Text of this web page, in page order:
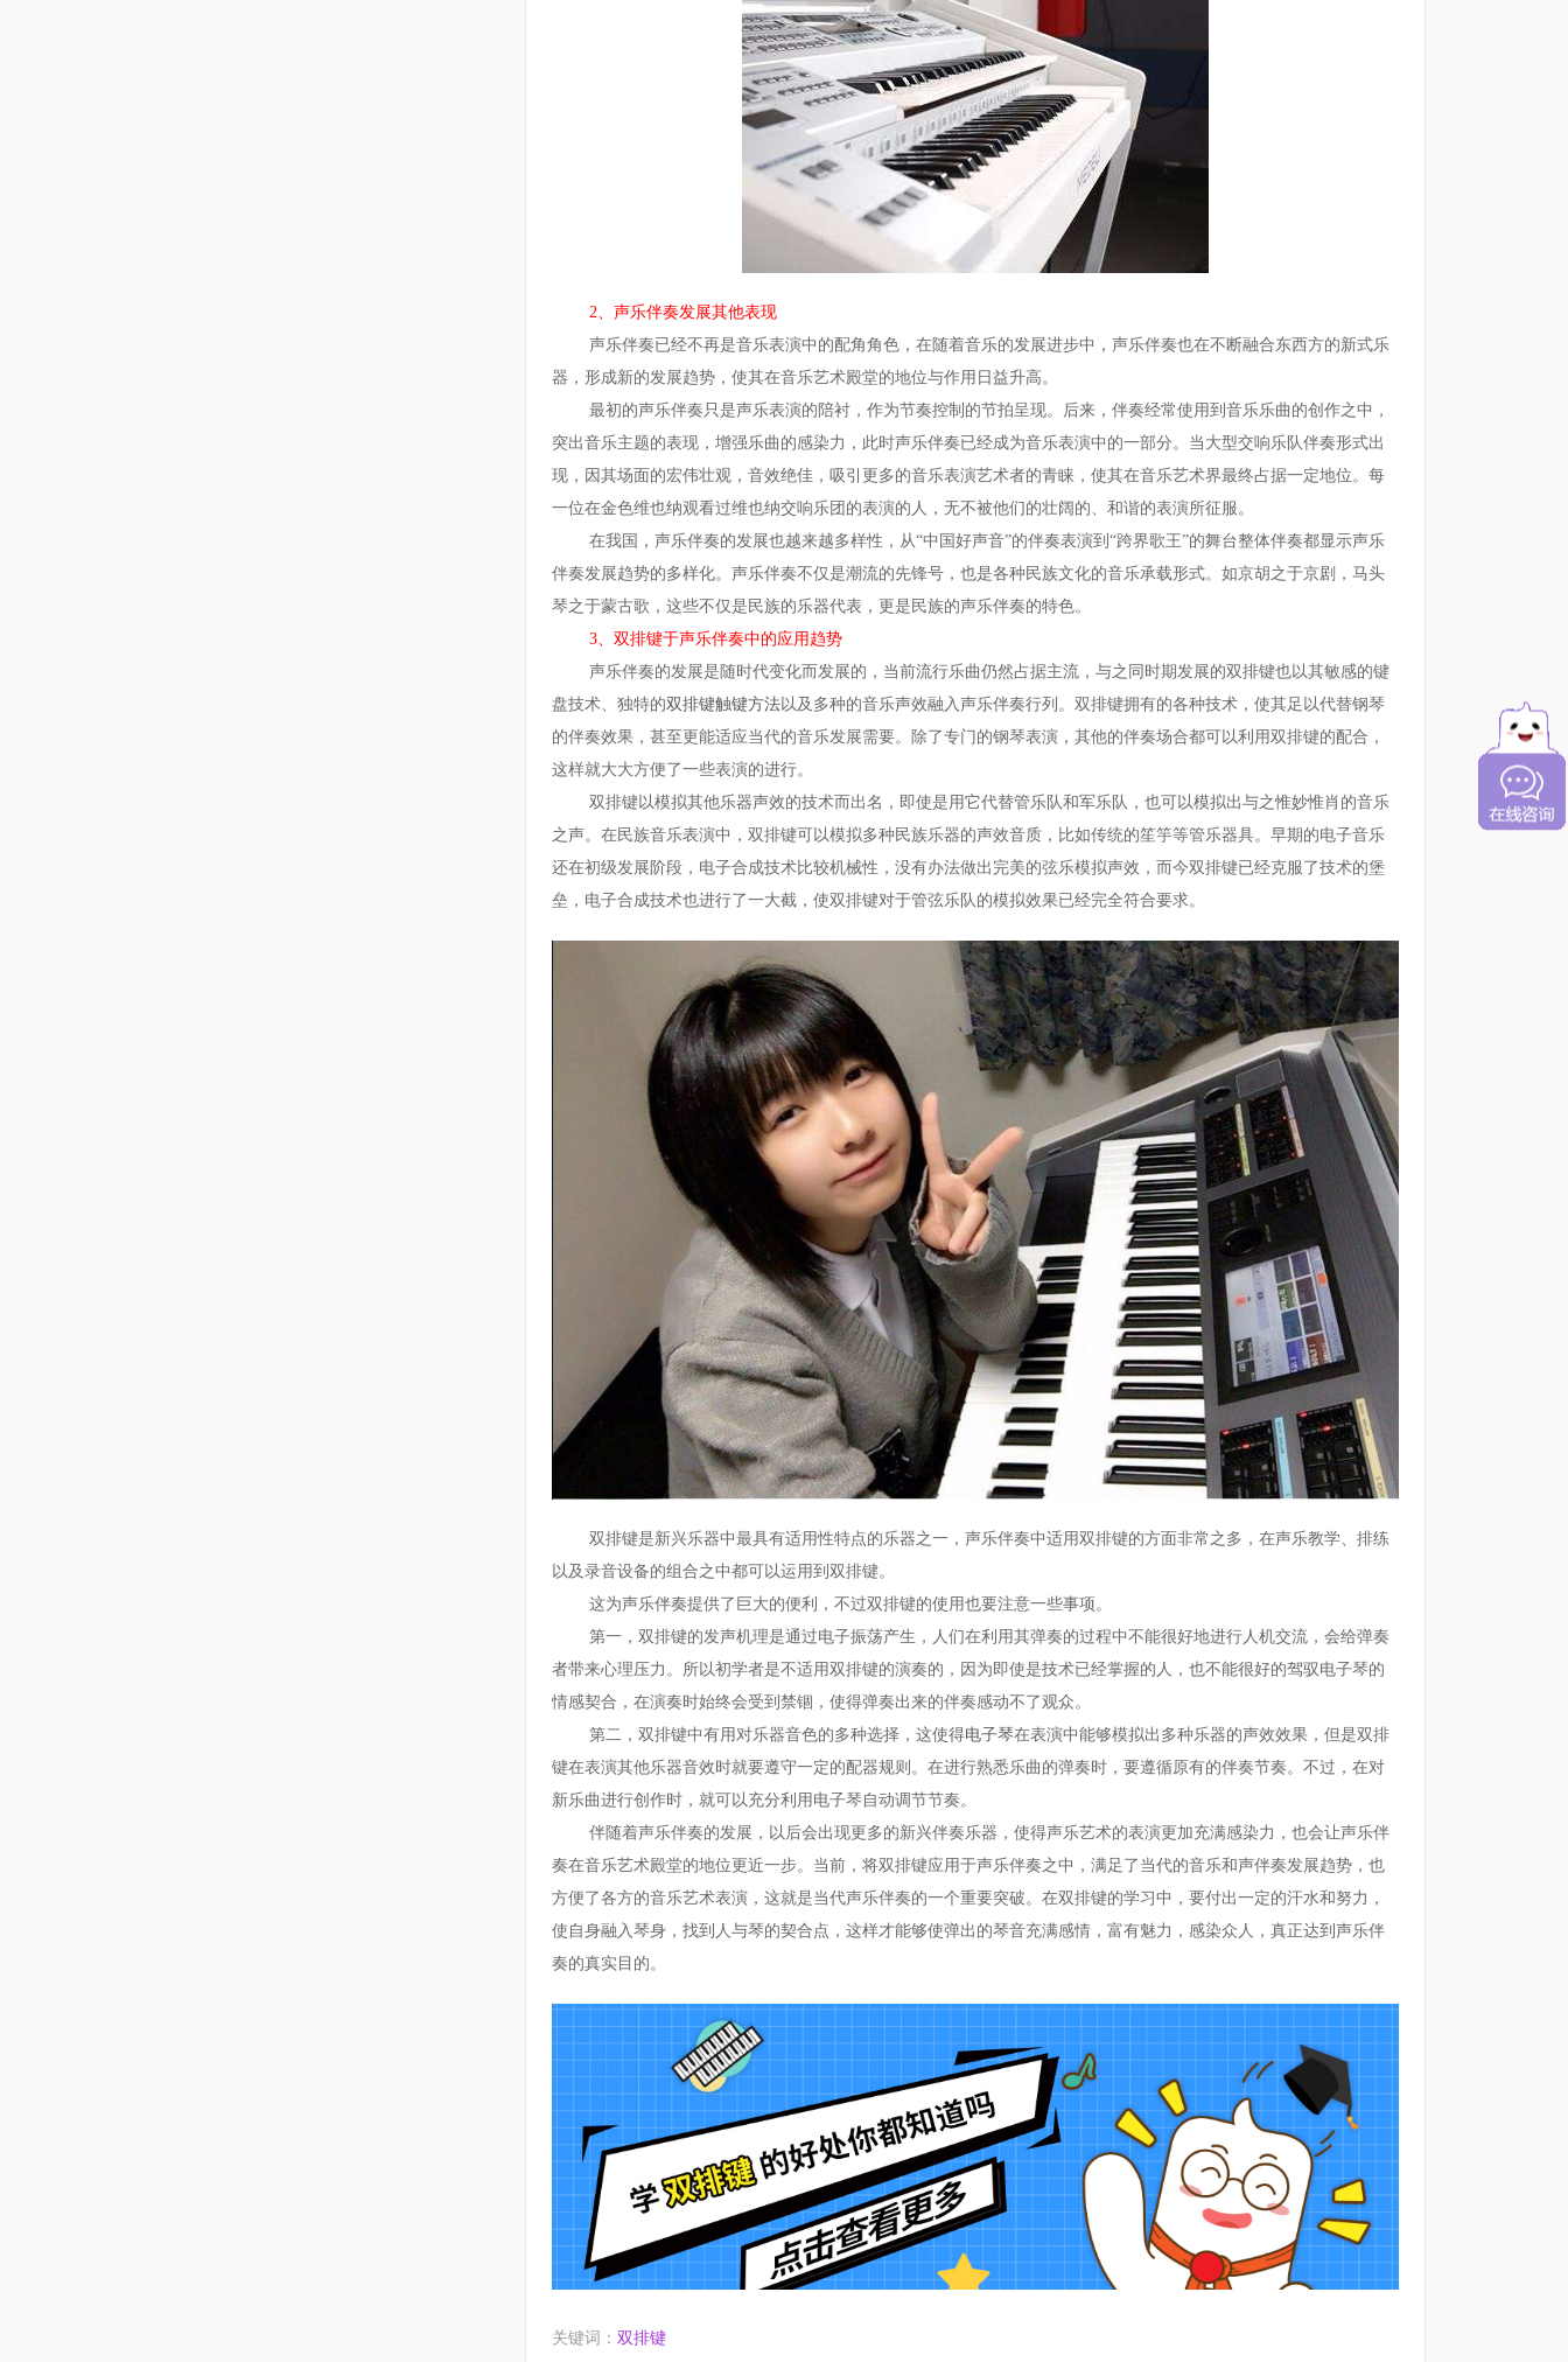
2、声乐伴奏发展其他表现
声乐伴奏已经不再是音乐表演中的配角角色，在随着音乐的发展进步中，声乐伴奏也在不断融合东西方的新式乐
器，形成新的发展趋势，使其在音乐艺术殿堂的地位与作用日益升高。
最初的声乐伴奏只是声乐表演的陪衬，作为节奏控制的节拍呈现。后来，伴奏经常使用到音乐乐曲的创作之中，
突出音乐主题的表现，增强乐曲的感染力，此时声乐伴奏已经成为音乐表演中的一部分。当大型交响乐队伴奏形式出
现，因其场面的宏伟壮观，音效绝佳，吸引更多的音乐表演艺术者的青睐，使其在音乐艺术界最终占据一定地位。每
一位在金色维也纳观看过维也纳交响乐团的表演的人，无不被他们的壮阔的、和谐的表演所征服。
在我国，声乐伴奏的发展也越来越多样性，从“中国好声音”的伴奏表演到“跨界歌王”的舞台整体伴奏都显示声乐
伴奏发展趋势的多样化。声乐伴奏不仅是潮流的先锋号，也是各种民族文化的音乐承载形式。如京胡之于京剧，马头
琴之于蒙古歌，这些不仅是民族的乐器代表，更是民族的声乐伴奏的特色。
3、双排键于声乐伴奏中的应用趋势
声乐伴奏的发展是随时代变化而发展的，当前流行乐曲仍然占据主流，与之同时期发展的双排键也以其敏感的键
盘技术、独特的双排键触键方法以及多种的音乐声效融入声乐伴奏行列。双排键拥有的各种技术，使其足以代替钢琴
的伴奏效果，甚至更能适应当代的音乐发展需要。除了专门的钢琴表演，其他的伴奏场合都可以利用双排键的配合，
这样就大大方便了一些表演的进行。
双排键以模拟其他乐器声效的技术而出名，即使是用它代替管乐队和军乐队，也可以模拟出与之惟妙惟肖的音乐
之声。在民族音乐表演中，双排键可以模拟多种民族乐器的声效音质，比如传统的笙竽等管乐器具。早期的电子音乐
还在初级发展阶段，电子合成技术比较机械性，没有办法做出完美的弦乐模拟声效，而今双排键已经克服了技术的堡
垒，电子合成技术也进行了一大截，使双排键对于管弦乐队的模拟效果已经完全符合要求。
双排键是新兴乐器中最具有适用性特点的乐器之一，声乐伴奏中适用双排键的方面非常之多，在声乐教学、排练
以及录音设备的组合之中都可以运用到双排键。
这为声乐伴奏提供了巨大的便利，不过双排键的使用也要注意一些事项。
第一，双排键的发声机理是通过电子振荡产生，人们在利用其弹奏的过程中不能很好地进行人机交流，会给弹奏
者带来心理压力。所以初学者是不适用双排键的演奏的，因为即使是技术已经掌握的人，也不能很好的驾驭电子琴的
情感契合，在演奏时始终会受到禁锢，使得弹奏出来的伴奏感动不了观众。
第二，双排键中有用对乐器音色的多种选择，这使得电子琴在表演中能够模拟出多种乐器的声效效果，但是双排
键在表演其他乐器音效时就要遵守一定的配器规则。在进行熟悉乐曲的弹奏时，要遵循原有的伴奏节奏。不过，在对
新乐曲进行创作时，就可以充分利用电子琴自动调节节奏。
伴随着声乐伴奏的发展，以后会出现更多的新兴伴奏乐器，使得声乐艺术的表演更加充满感染力，也会让声乐伴
奏在音乐艺术殿堂的地位更近一步。当前，将双排键应用于声乐伴奏之中，满足了当代的音乐和声伴奏发展趋势，也
方便了各方的音乐艺术表演，这就是当代声乐伴奏的一个重要突破。在双排键的学习中，要付出一定的汗水和努力，
使自身融入琴身，找到人与琴的契合点，这样才能够使弹出的琴音充满感情，富有魅力，感染众人，真正达到声乐伴
奏的真实目的。
关键词： 双排键